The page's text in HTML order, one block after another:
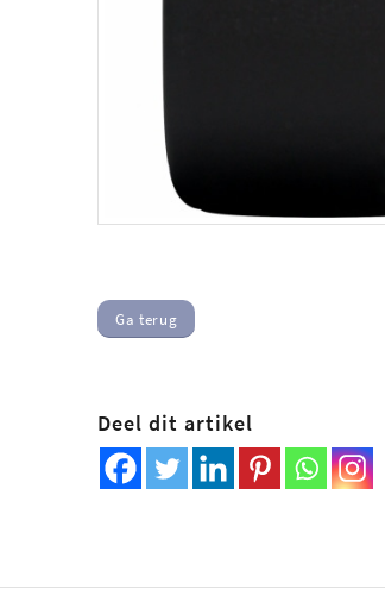
Ga terug
Deel dit artikel